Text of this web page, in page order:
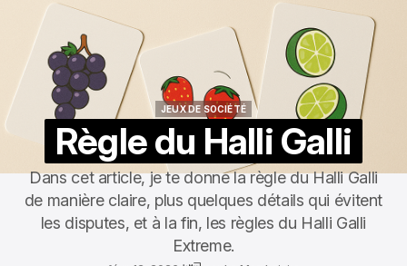
JEUX DE SOCIÉTÉ
Règle du Halli Galli
Dans cet article, je te donne la règle du Halli Galli
de manière claire, plus quelques détails qui évitent
les disputes, et à la fin, les règles du Halli Galli
Extreme.